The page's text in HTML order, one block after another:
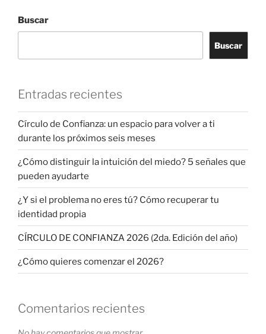
Buscar
Buscar
Entradas recientes
Círculo de Confianza: un espacio para volver a ti
durante los próximos seis meses
¿Cómo distinguir la intuición del miedo? 5 señales que
pueden ayudarte
¿Y si el problema no eres tú? Cómo recuperar tu
identidad propia
CÍRCULO DE CONFIANZA 2026 (2da. Edición del año)
¿Cómo quieres comenzar el 2026?
Comentarios recientes